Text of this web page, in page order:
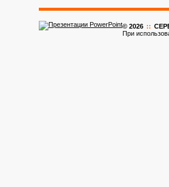
© 2026 ::
При